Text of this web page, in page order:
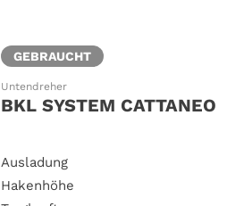
GEBRAUCHT
Untendreher
BKL SYSTEM CATTANEO
Ausladung
Hakenhöhe